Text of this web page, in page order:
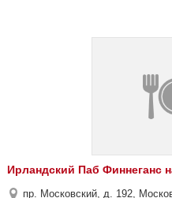
Ирландский Паб Финнеганс
пр. Московский, д. 192,